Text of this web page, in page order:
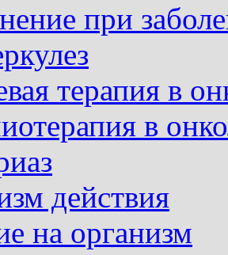
при
терапия в
в
действия
на организм